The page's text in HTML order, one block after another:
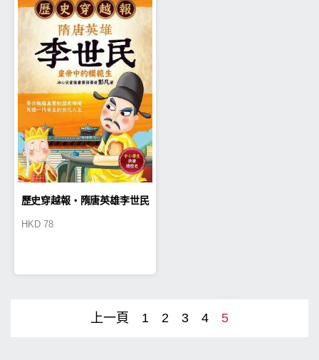
歷史穿越報‧隋唐英雄李世民
HKD 78
上一頁 1 2 3 4 5